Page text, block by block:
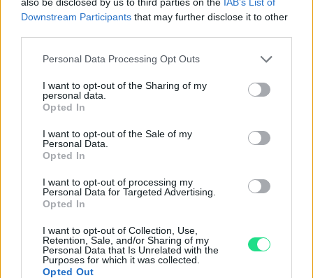
Downstream Participants that may further disclose it to other
Please note that this website/app uses one or more Google
not limited to your visit or usage behaviour. You may click to
grant or deny consent to Google and its third-party tags to
use your data for below specified purposes in below Google
consent section.
Personal Data Processing Opt Outs
I want to opt-out of the Sharing of my
personal data.
Opted In
I want to opt-out of the Sale of my
Personal Data.
Opted In
I want to opt-out of processing my
Personal Data for Targeted Advertising.
Opted In
I want to opt-out of Collection, Use,
Retention, Sale, and/or Sharing of my
Personal Data that Is Unrelated with the
Purposes for which it was collected.
Opted Out
nostro laboratorio di assistenza.
Reso facile e gratuitoentro 28 giorni.
Spedizione gratuita
per ordini superiori a 150 euro.
all'acquisto
Contattaci per richiedere maggiori
informazioni o prenotare una
videochiamata: